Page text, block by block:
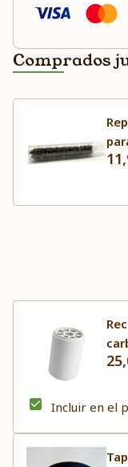
Comprados
Incluir en el